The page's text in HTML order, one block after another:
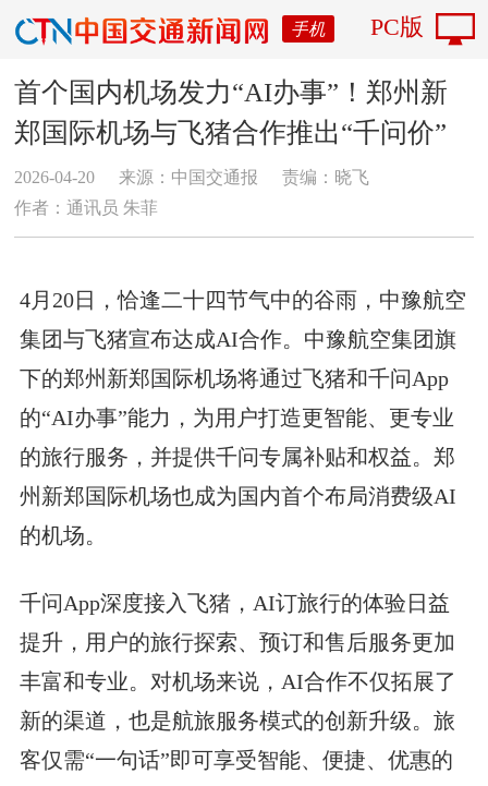
手机 PC版
首个国内机场发力“AI办事”！郑州新
郑国际机场与飞猪合作推出“千问价”
2026-04-20 来源：中国交通报
责编：晓飞
作者：通讯员 朱菲
4月20日，恰逢二十四节气中的谷雨，中豫航空
集团与飞猪宣布达成AI合作。中豫航空集团旗
下的郑州新郑国际机场将通过飞猪和千问App
的“AI办事”能力，为用户打造更智能、更专业
的旅行服务，并提供千问专属补贴和权益。郑
州新郑国际机场也成为国内首个布局消费级AI
的机场。
千问App深度接入飞猪，AI订旅行的体验日益
提升，用户的旅行探索、预订和售后服务更加
丰富和专业。对机场来说，AI合作不仅拓展了
新的渠道，也是航旅服务模式的创新升级。旅
客仅需“一句话”即可享受智能、便捷、优惠的